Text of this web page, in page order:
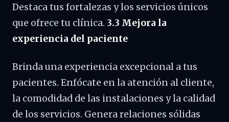
Destaca tus fortalezas y los servicios únicos
que ofrece tu clínica. 3.3 Mejora la
experiencia del paciente
Brinda una experiencia excepcional a tus
pacientes. Enfócate en la atención al cliente,
la comodidad de las instalaciones y la calidad
de los servicios. Genera relaciones sólidas